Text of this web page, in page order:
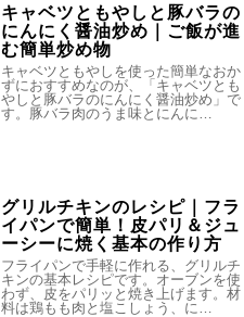
キャベツともやしと豚バラの
にんにく醤油炒め｜ご飯が進
む簡単炒め物
キャベツともやしを使った簡単なおか
ずにおすすめなのが、「キャベツとも
やしと豚バラのにんにく醤油炒め」で
す。豚バラ肉のうま味とにんに…
グリルチキンのレシピ｜フラ
イパンで簡単！皮パリ＆ジュ
ーシーに焼く基本の作り方
フライパンで手軽に作れる、グリルチ
キンの基本レシピです。オーブンを使
わず、皮をパリッと焼き上げます。材
料は鶏もも肉と塩こしょう、に…